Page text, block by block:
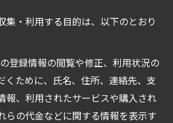
集・利用する目的は、以下のとおり
登録情報の閲覧や修正、利用状況の
くために、氏名、住所、連絡先、支
報、利用されたサービスや購入され
らの代金などに関する情報を表示す